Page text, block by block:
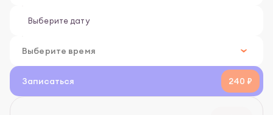
Записаться 240 ₽